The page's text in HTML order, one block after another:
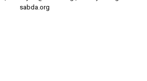
sabda.org